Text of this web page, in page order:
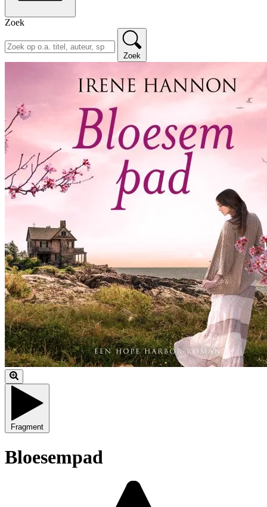
Zoek
Zoek
Fragment
Bloesempad